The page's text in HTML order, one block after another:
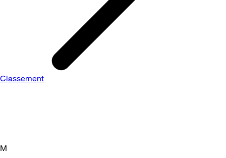
Classement
M